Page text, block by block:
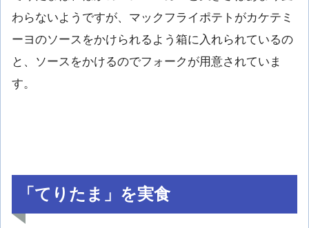
わらないようですが、マックフライポテトがカケテミ
ーヨのソースをかけられるよう箱に入れられているの
と、ソースをかけるのでフォークが用意されていま
す。
「てりたま」を実食